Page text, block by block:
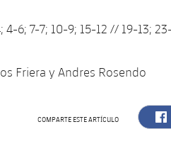
4-6; 7-7; 10-9; 15-12 // 19-13;
Friera y Andres Rosendo
COMPARTE ESTE ARTÍCULO